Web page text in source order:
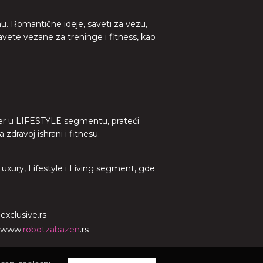
Romantične ideje, saveti za vezu,
vezane za treninge i fitness, kao
u LIFESTYLE segmentu, prateći
ishrani i fitnesu.
Lifestyle i Living segment, gde
exclusive.rs
www.robotzabazen.rs